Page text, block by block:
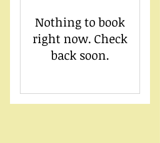
Nothing to book
right now. Check
back soon.